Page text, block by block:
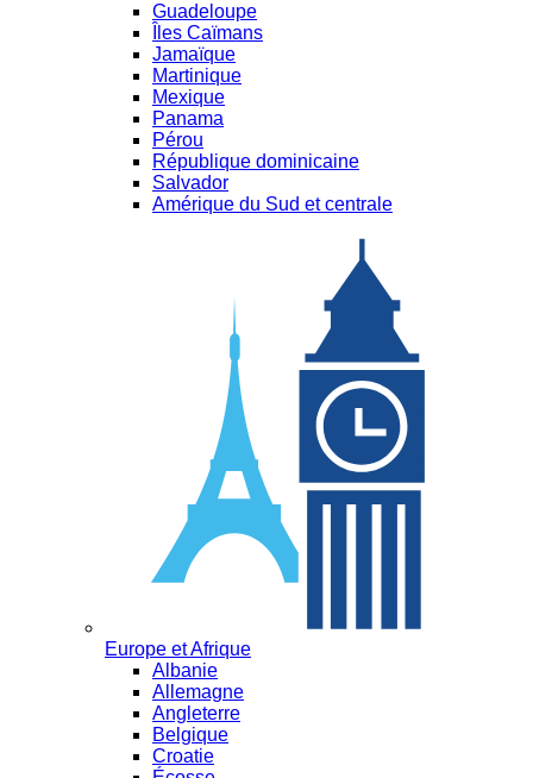
Guadeloupe
Îles Caïmans
Jamaïque
Martinique
Mexique
Panama
Pérou
République dominicaine
Salvador
Amérique du Sud et centrale
Europe et Afrique
Albanie
Allemagne
Angleterre
Belgique
Croatie